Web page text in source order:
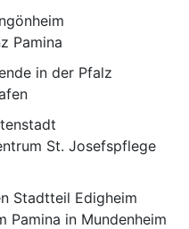
Pamina
in der Pfalz
St. Josefspflege
Stadtteil Edigheim
Pamina in Mundenheim